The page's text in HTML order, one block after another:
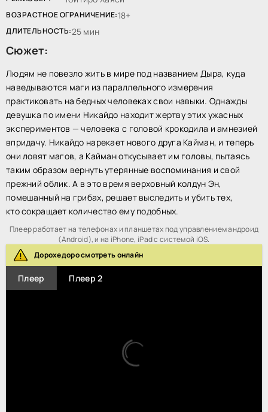
ВОЗРАСТНОЕ ОГРАНИЧЕНИЕ:18+
ДЛИТЕЛЬНОСТЬ:25 мин
Сюжет:
Людям не повезло жить в мире под названием Дыра, куда
наведываются маги из параллельного измерения
практиковать на бедных человеках свои навыки. Однажды
девушка по имени Никайдо находит жертву этих ужасных
экспериментов — человека с головой крокодила и амнезией
впридачу. Никайдо нарекает нового друга Кайман, и теперь
они ловят магов, а Кайман откусывает им головы, пытаясь
таким образом вернуть утерянные воспоминания и свой
прежний облик. А в это время верховный колдун Эн,
помешанный на грибах, решает выследить и убить тех,
кто сокращает количество ему подобных.
Плеер работает на телефонах и планшетах под управлением андроид
(Android), и на iPhone, iPad с системой iOS.
Дорохедоро смотреть онлайн
Плеер Плеер 2